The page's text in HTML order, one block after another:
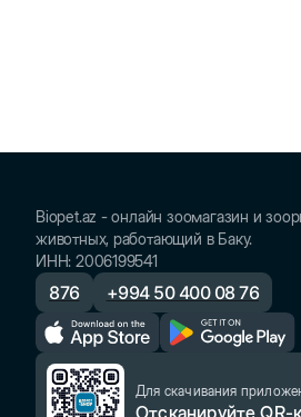
Biopet.az - онлайн зоомагазин и
животных, работающий в Баку.
ИНН: 2006199541
876 +994 50 400 08 76
Для скачивания